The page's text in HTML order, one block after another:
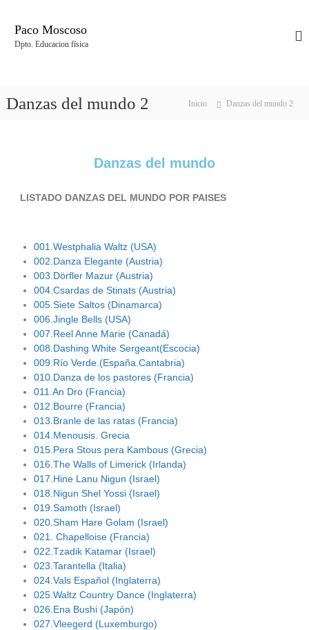
Paco Moscoso
Dpto. Educacion física
Danzas del mundo 2 Inicio Danzas del mundo 2
Danzas del mundo
LISTADO DANZAS DEL MUNDO POR PAISES
001.Westphalia Waltz (USA)
002.Danza Elegante (Austria)
003.Dörfler Mazur (Austria)
004.Csardas de Stinats (Austria)
005.Siete Saltos (Dinamarca)
006.Jingle Bells (USA)
007.Reel Anne Marie (Canadá)
008.Dashing White Sergeant(Escocia)
009.Río Verde.(España.Cantabria)
010.Danza de los pastores (Francia)
011.An Dro (Francia)
012.Bourre (Francia)
013.Branle de las ratas (Francia)
014.Menousis. Grecia
015.Pera Stous pera Kambous (Grecia)
016.The Walls of Limerick (Irlanda)
017.Hine Lanu Nigun (Israel)
018.Nigun Shel Yossi (Israel)
019.Samoth (Israel)
020.Sham Hare Golam (Israel)
021. Chapelloise (Francia)
022.Tzadik Katamar (Israel)
023.Tarantella (Italia)
024.Vals Español (Inglaterra)
025.Waltz Country Dance (Inglaterra)
026.Ena Bushi (Japón)
027.Vleegerd (Luxemburgo)